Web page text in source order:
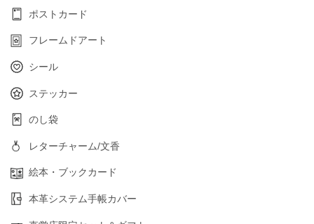
ポストカード
フレームドアート
シール
ステッカー
のし袋
レターチャーム/文香
絵本・ブックカード
本革システム手帳カバー